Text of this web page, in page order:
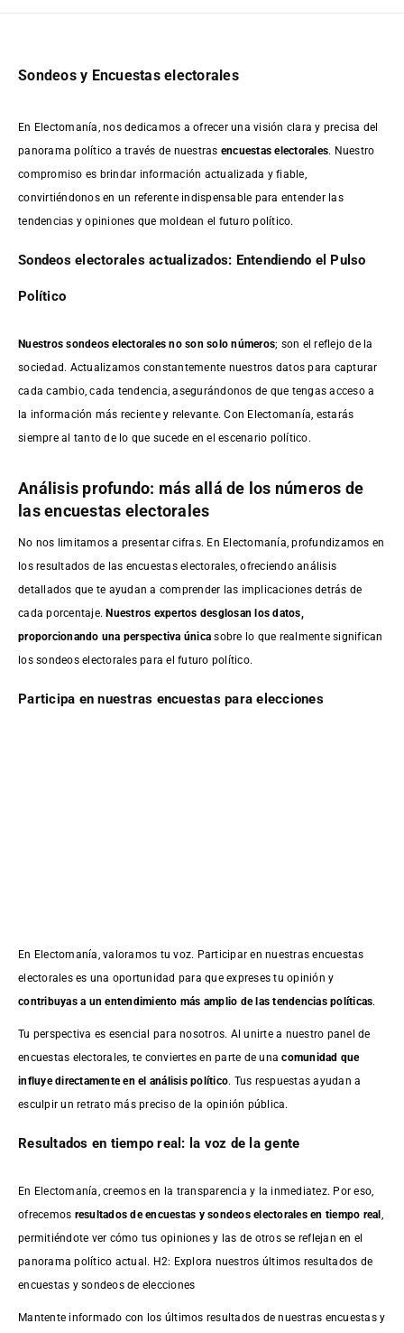
Sondeos y Encuestas electorales
En Electomanía, nos dedicamos a ofrecer una visión clara y precisa del
panorama político a través de nuestras encuestas electorales. Nuestro
compromiso es brindar información actualizada y fiable,
convirtiéndonos en un referente indispensable para entender las
tendencias y opiniones que moldean el futuro político.
Sondeos electorales actualizados: Entendiendo el Pulso
Político
Nuestros sondeos electorales no son solo números; son el reflejo de la
sociedad. Actualizamos constantemente nuestros datos para capturar
cada cambio, cada tendencia, asegurándonos de que tengas acceso a
la información más reciente y relevante. Con Electomanía, estarás
siempre al tanto de lo que sucede en el escenario político.
Análisis profundo: más allá de los números de
las encuestas electorales
No nos limitamos a presentar cifras. En Electomanía, profundizamos en
los resultados de las encuestas electorales, ofreciendo análisis
detallados que te ayudan a comprender las implicaciones detrás de
cada porcentaje.Nuestros expertos desglosan los datos,
proporcionando una perspectiva única sobre lo que realmente significan
los sondeos electorales para el futuro político.
Participa en nuestras encuestas para elecciones
En Electomanía, valoramos tu voz. Participar en nuestras encuestas
electorales es una oportunidad para que expreses tu opinión y
contribuyas a un entendimiento más amplio de las tendencias políticas.
Tu perspectiva es esencial para nosotros. Al unirte a nuestro panel de
encuestas electorales, te conviertes en parte de unacomunidad que
influye directamente en el análisis político. Tus respuestas ayudan a
esculpir un retrato más preciso de la opinión pública.
Resultados en tiempo real: la voz de la gente
En Electomanía, creemos en la transparencia y la inmediatez. Por eso,
ofrecemos resultados deencuestas y sondeos electorales en tiempo real
permitiéndote ver cómo tus opiniones y las de otros se reflejan en el
panorama político actual. H2: Explora nuestros últimos resultados de
encuestas y sondeos de elecciones
Mantente informado con los últimos resultados de nuestras encuestasy